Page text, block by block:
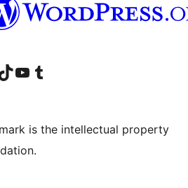
accountaccount
ہمارے ٹک ٹاک اکاؤنٹ پر
Visit our YouTube channel
ہمارے ٹمبلر اکاؤنٹ پر جائیں
is the intellectual property